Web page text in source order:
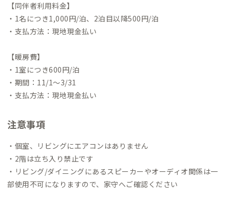
【同伴者利用料金】
・1名につき1,000円/泊、2泊目以降500円/泊
・支払方法：現地現金払い
【暖房費】
・1室につき600円/泊
・期間：11/1〜3/31
・支払方法：現地現金払い
注意事項
・個室、リビングにエアコンはありません
・2階は立ち入り禁止です
・リビング/ダイニングにあるスピーカーやオーディオ関係は一
部使用不可になりますので、家守へご確認ください